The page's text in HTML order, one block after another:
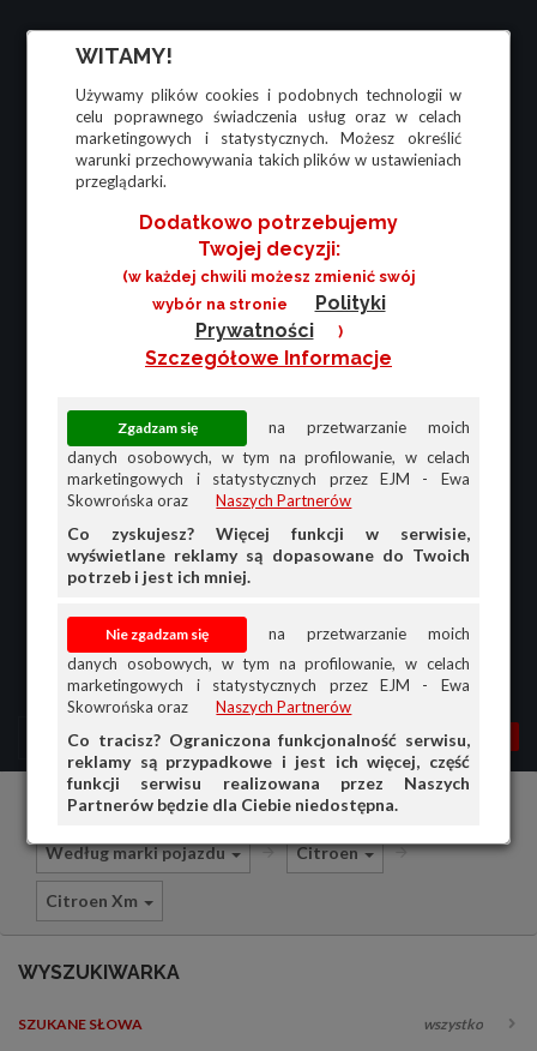
WITAMY!
Używamy plików cookies i podobnych technologii w
celu poprawnego świadczenia usług oraz w celach
marketingowych i statystycznych. Możesz określić
warunki przechowywania takich plików w ustawieniach
przeglądarki.
Dodatkowo potrzebujemy
Twojej decyzji:
(w każdej chwili możesz zmienić swój
wybór na stronie
Polityki
Prywatności
)
Szczegółowe Informacje
na przetwarzanie moich
danych osobowych, w tym na profilowanie, w celach
marketingowych i statystycznych przez EJM - Ewa
Skowrońska oraz
Naszych Partnerów
Co zyskujesz? Więcej funkcji w serwisie,
wyświetlane reklamy są dopasowane do Twoich
potrzeb i jest ich mniej.
na przetwarzanie moich
danych osobowych, w tym na profilowanie, w celach
marketingowych i statystycznych przez EJM - Ewa
Skowrońska oraz
Naszych Partnerów
Co tracisz? Ograniczona funkcjonalność serwisu,
reklamy są przypadkowe i jest ich więcej, część
funkcji serwisu realizowana przez Naszych
Partnerów będzie dla Ciebie niedostępna.
MENU MOJA AG
PRZEGLĄD
OFERTA DLA FIRM
Części i akcesoria samochodowe
Według marki pojazdu Citroen
Citroen Xm
WYSZUKIWARKA
SZUKANE SŁOWA wszystko